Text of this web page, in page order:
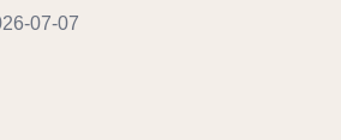
07-07